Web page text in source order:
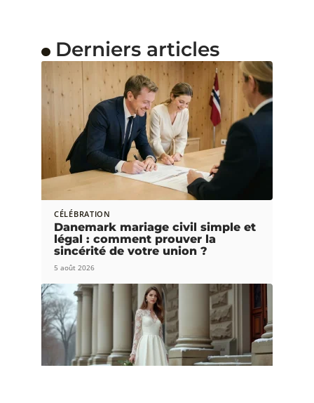
Derniers articles
CÉLÉBRATION
Danemark mariage civil simple et
légal : comment prouver la
sincérité de votre union ?
5 août 2026